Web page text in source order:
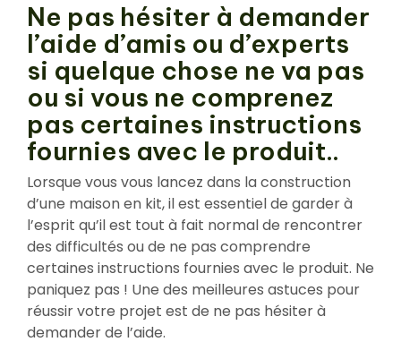
Ne pas hésiter à demander
l’aide d’amis ou d’experts
si quelque chose ne va pas
ou si vous ne comprenez
pas certaines instructions
fournies avec le produit..
Lorsque vous vous lancez dans la construction
d’une maison en kit, il est essentiel de garder à
l’esprit qu’il est tout à fait normal de rencontrer
des difficultés ou de ne pas comprendre
certaines instructions fournies avec le produit. Ne
paniquez pas ! Une des meilleures astuces pour
réussir votre projet est de ne pas hésiter à
demander de l’aide.